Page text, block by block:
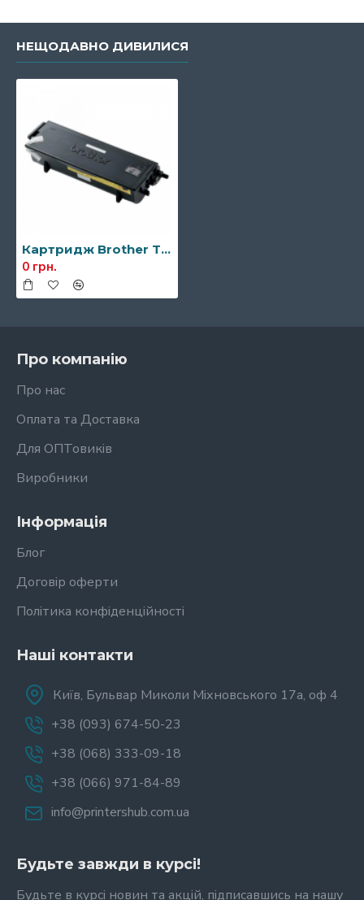
НЕЩОДАВНО ДИВИЛИСЯ
Картридж Brother TN-3130, TN-3170
0 грн.
Про компанію
Про нас
Оплата та Доставка
Для ОПТовиків
Виробники
Інформація
Блог
Договір оферти
Політика конфіденційності
Наші контакти
Київ, Бульвар Миколи Міхновського 17а, оф 4
+38 (093) 674-50-23
+38 (068) 333-09-18
+38 (066) 971-84-89
info@printershub.com.ua
Будьте завжди в курсі!
Будьте в курсі новин та акцій, підписавшись на нашу